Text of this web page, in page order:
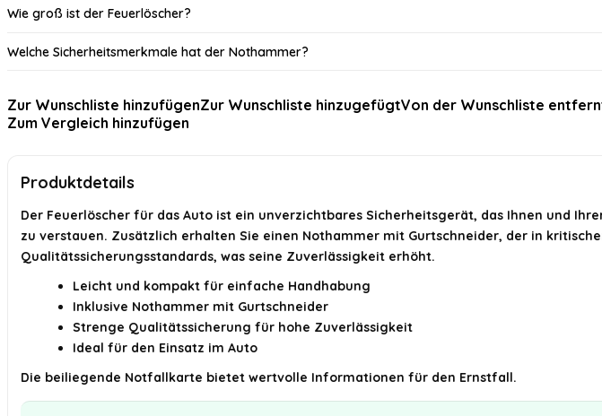
Wie groß ist der Feuerlöscher?
Welche Sicherheitsmerkmale hat der Nothammer?
Gibt es eine Garantie auf das Produkt?
Zur Wunschliste hinzufügenZur Wunschliste hinzugefügtVon der Wunschliste
Zum Vergleich hinzufügen
Produktdetails
Der Feuerlöscher für das Auto ist ein unverzichtbares Sicherheitsgerät, das Ihnen und
zu verstauen. Zusätzlich erhalten Sie einen Nothammer mit Gurtschneider, der in
Qualitätssicherungsstandards, was seine Zuverlässigkeit erhöht.
Leicht und kompakt für einfache Handhabung
Inklusive Nothammer mit Gurtschneider
Strenge Qualitätssicherung für hohe Zuverlässigkeit
Ideal für den Einsatz im Auto
Die beiliegende Notfallkarte bietet wertvolle Informationen für den Ernstfall.